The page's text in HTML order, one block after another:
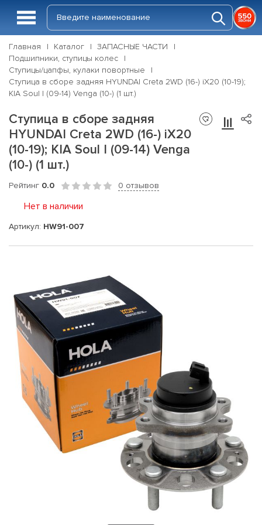
Главная Каталог
ЗАПАСНЫЕ ЧАСТИ
Подшипники, ступицы колес
Ступицы/цапфы, кулаки повортные
Ступица в сборе задняя HYUNDAI Creta 2WD (16-) iX20 (10-19);
KIA Soul I (09-14) Venga (10-) (1 шт.)
Ступица в сборе задняя
HYUNDAI Creta 2WD (16-) iX20
(10-19); KIA Soul I (09-14) Venga
(10-) (1 шт.)
Рейтинг 0.0 0 отзывов
Нет в наличии
Артикул: HW91-007